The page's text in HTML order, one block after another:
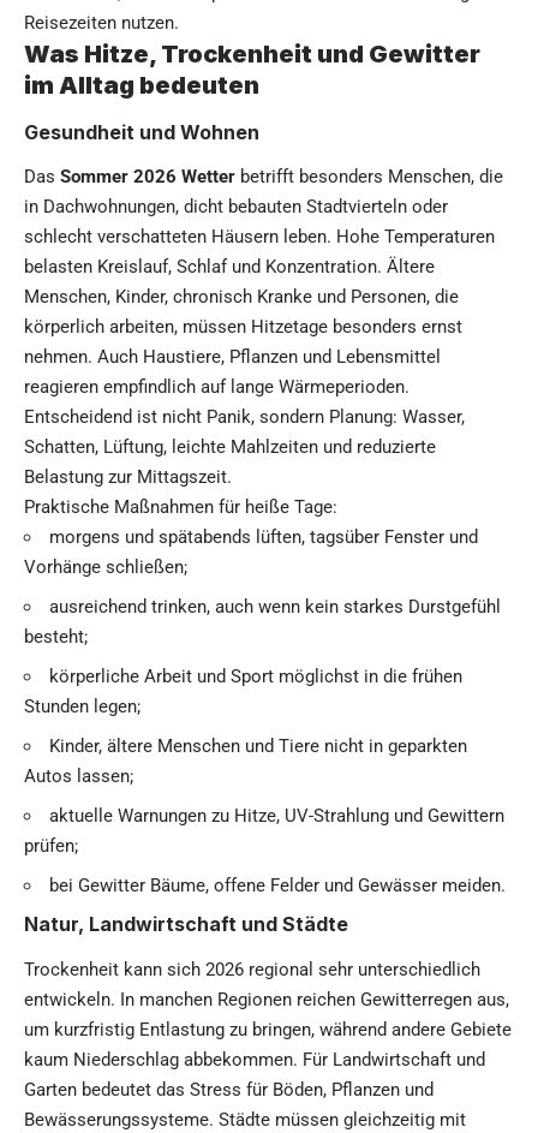
Reisezeiten nutzen.
Was Hitze, Trockenheit und Gewitter
im Alltag bedeuten
Gesundheit und Wohnen
Das Sommer 2026 Wetter betrifft besonders Menschen, die
in Dachwohnungen, dicht bebauten Stadtvierteln oder
schlecht verschatteten Häusern leben. Hohe Temperaturen
belasten Kreislauf, Schlaf und Konzentration. Ältere
Menschen, Kinder, chronisch Kranke und Personen, die
körperlich arbeiten, müssen Hitzetage besonders ernst
nehmen. Auch Haustiere, Pflanzen und Lebensmittel
reagieren empfindlich auf lange Wärmeperioden.
Entscheidend ist nicht Panik, sondern Planung: Wasser,
Schatten, Lüftung, leichte Mahlzeiten und reduzierte
Belastung zur Mittagszeit.
Praktische Maßnahmen für heiße Tage:
morgens und spätabends lüften, tagsüber Fenster und
Vorhänge schließen;
ausreichend trinken, auch wenn kein starkes Durstgefühl
besteht;
körperliche Arbeit und Sport möglichst in die frühen
Stunden legen;
Kinder, ältere Menschen und Tiere nicht in geparkten
Autos lassen;
aktuelle Warnungen zu Hitze, UV-Strahlung und Gewittern
prüfen;
bei Gewitter Bäume, offene Felder und Gewässer meiden.
Natur, Landwirtschaft und Städte
Trockenheit kann sich 2026 regional sehr unterschiedlich
entwickeln. In manchen Regionen reichen Gewitterregen aus,
um kurzfristig Entlastung zu bringen, während andere Gebiete
kaum Niederschlag abbekommen. Für Landwirtschaft und
Garten bedeutet das Stress für Böden, Pflanzen und
Bewässerungssysteme. Städte müssen gleichzeitig mit